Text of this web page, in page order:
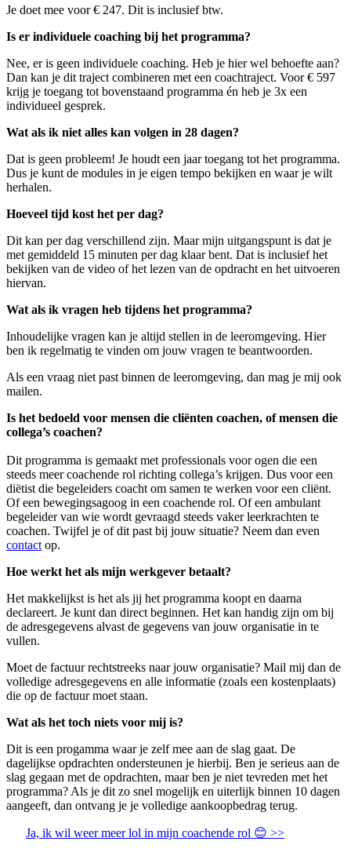
Je doet mee voor € 247. Dit is inclusief btw.
Is er individuele coaching bij het programma?
Nee, er is geen individuele coaching. Heb je hier wel behoefte aan?
Dan kan je dit traject combineren met een coachtraject. Voor € 597
krijg je toegang tot bovenstaand programma én heb je 3x een
individueel gesprek.
Wat als ik niet alles kan volgen in 28 dagen?
Dat is geen probleem! Je houdt een jaar toegang tot het programma.
Dus je kunt de modules in je eigen tempo bekijken en waar je wilt
herhalen.
Hoeveel tijd kost het per dag?
Dit kan per dag verschillend zijn. Maar mijn uitgangspunt is dat je
met gemiddeld 15 minuten per dag klaar bent. Dat is inclusief het
bekijken van de video of het lezen van de opdracht en het uitvoeren
hiervan.
Wat als ik vragen heb tijdens het programma?
Inhoudelijke vragen kan je altijd stellen in de leeromgeving. Hier
ben ik regelmatig te vinden om jouw vragen te beantwoorden.
Als een vraag niet past binnen de leeromgeving, dan mag je mij ook
mailen.
Is het bedoeld voor mensen die cliënten coachen, of mensen die
collega’s coachen?
Dit programma is gemaakt met professionals voor ogen die een
steeds meer coachende rol richting collega’s krijgen. Dus voor een
diëtist die begeleiders coacht om samen te werken voor een cliënt.
Of een bewegingsagoog in een coachende rol. Of een ambulant
begeleider van wie wordt gevraagd steeds vaker leerkrachten te
coachen. Twijfel je of dit past bij jouw situatie? Neem dan even
contact op.
Hoe werkt het als mijn werkgever betaalt?
Het makkelijkst is het als jij het programma koopt en daarna
declareert. Je kunt dan direct beginnen. Het kan handig zijn om bij
de adresgegevens alvast de gegevens van jouw organisatie in te
vullen.
Moet de factuur rechtstreeks naar jouw organisatie? Mail mij dan de
volledige adresgegevens en alle informatie (zoals een kostenplaats)
die op de factuur moet staan.
Wat als het toch niets voor mij is?
Dit is een progamma waar je zelf mee aan de slag gaat. De
dagelijkse opdrachten ondersteunen je hierbij. Ben je serieus aan de
slag gegaan met de opdrachten, maar ben je niet tevreden met het
programma? Als je dit zo snel mogelijk en uiterlijk binnen 10 dagen
aangeeft, dan ontvang je je volledige aankoopbedrag terug.
Ja, ik wil weer meer lol in mijn coachende rol 😊 >>